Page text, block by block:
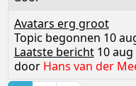
Avatars erg groot
Topic begonnen 10
Laatste bericht10 aug
door Hans van der